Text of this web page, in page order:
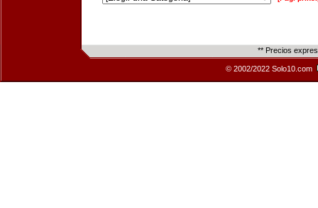
** Precios
© 2002/2022 Solo10.com